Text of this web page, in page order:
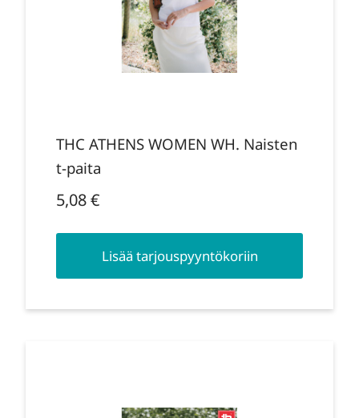
THC ATHENS WOMEN WH. Naisten
t-paita
5,08€
Lisää tarjouspyyntökoriin